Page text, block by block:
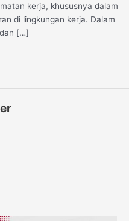
kerja, khususnya dalam
di lingkungan kerja. Dalam
[…]